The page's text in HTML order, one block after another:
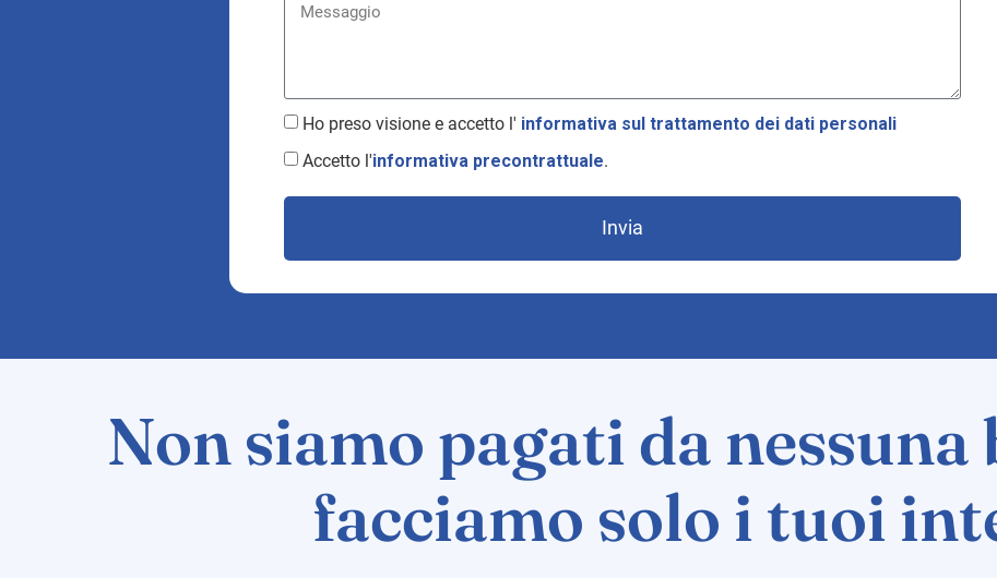
Ho preso visione e accetto l' informativa sul trattamento dei dati personali
Accetto l'informativa precontrattuale.
Invia
Non siamo pagati da nessuna
facciamo solo i tuoi